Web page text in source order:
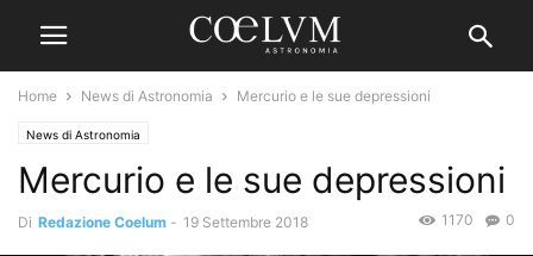
Home News di Astronomia Mercurio e le sue depressioni
News di Astronomia
Mercurio e le sue depressioni
Di Redazione Coelum - 19 Settembre 2018 0
1170